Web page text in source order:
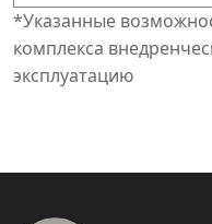
*Указанные
комплекса
эксплуатацию